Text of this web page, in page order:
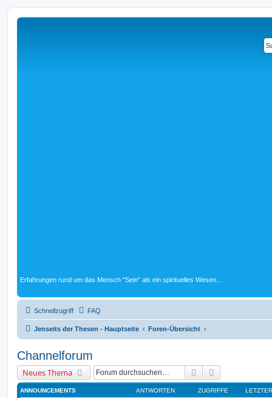
Erfahrungen rund um das Mensch "Sein" als ein spirituelles Wesen...
Schnellzugriff FAQ
Jenseits der Thesen - Hauptseite Foren-Übersicht
Channelforum
Neues Thema Suche
ANNOUNCEMENTS ANTWORTEN ZUGRIFFE